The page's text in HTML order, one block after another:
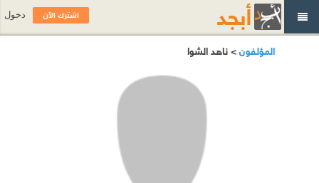
المؤلفون> ناهد الشوا
اشترك الآن دخول